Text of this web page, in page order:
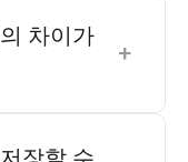
차이가
+